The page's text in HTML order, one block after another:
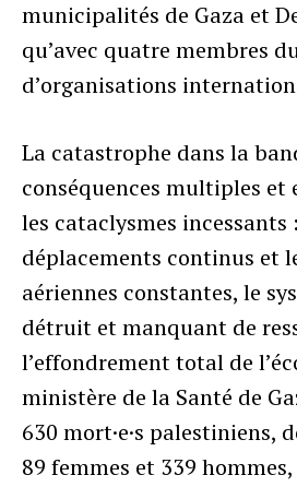
municipalités de Gaza et
qu’avec quatre membres
d’organisations
La catastrophe dans la
conséquences multiples et
les cataclysmes incessants
déplacements continus et
aériennes constantes, le
détruit et manquant de
l’effondrement total de
ministère de la Santé de
630 mort·e·s palestiniens,
89 femmes et 339